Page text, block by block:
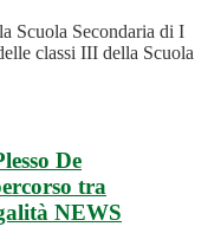
Scuola Secondaria di I
classi III della Scuola
De
tra
NEWS